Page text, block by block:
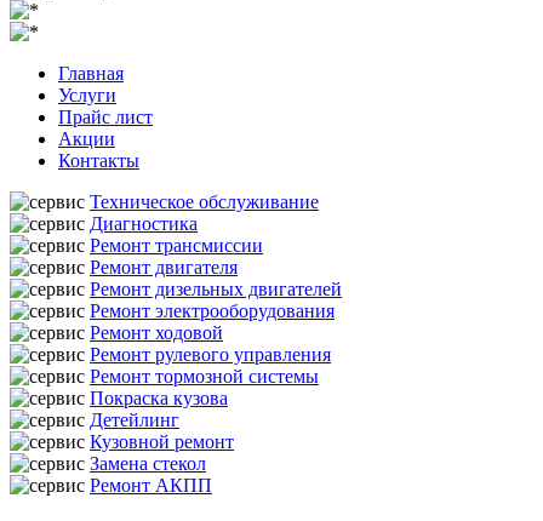
Главная
Услуги
Прайс лист
Акции
Контакты
Техническое обслуживание
Диагностика
Ремонт трансмиссии
Ремонт двигателя
Ремонт дизельных двигателей
Ремонт электрооборудования
Ремонт ходовой
Ремонт рулевого управления
Ремонт тормозной системы
Покраска кузова
Детейлинг
Кузовной ремонт
Замена стекол
Ремонт АКПП